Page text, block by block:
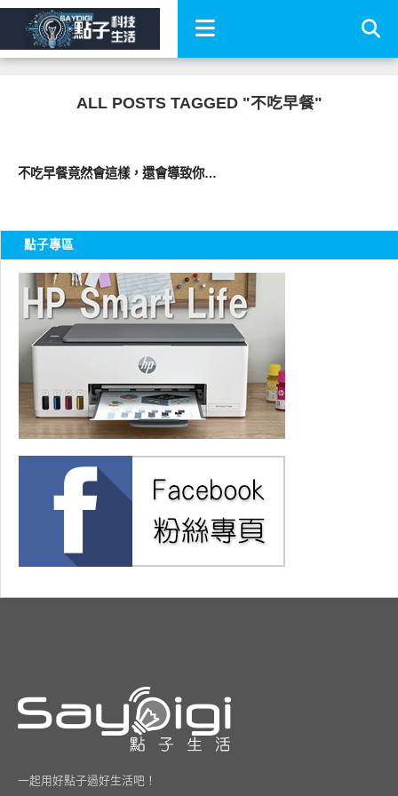
ALL POSTS TAGGED "不吃早餐"
不吃早餐竟然會這樣，還會導致你…
點子專區
一起用好點子過好生活吧！